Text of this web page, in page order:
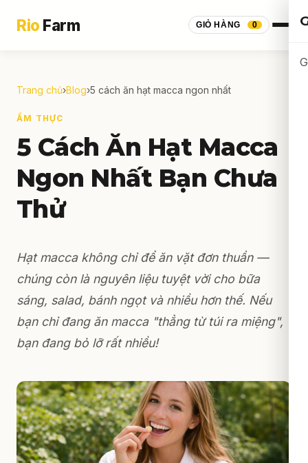
Rio Farm GIỎ HÀNG 0
Trang chủ›Blog›5 cách ăn hạt macca ngon nhất
ẨM THỰC
5 Cách Ăn Hạt Macca
Ngon Nhất Bạn Chưa
Thử
Hạt macca không chỉ để ăn vặt đơn thuần —
chúng còn là nguyên liệu tuyệt vời cho bữa
sáng, salad, bánh ngọt và nhiều hơn thế. Nếu
bạn chỉ đang ăn macca "thẳng từ túi ra miệng",
bạn đang bỏ lỡ rất nhiều!